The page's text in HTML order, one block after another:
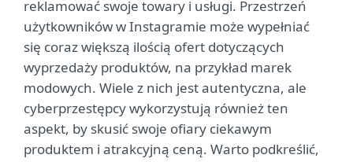
reklamować swoje towary i usługi. Przestrzeń
użytkowników w Instagramie może wypełniać
się coraz większą ilością ofert dotyczących
wyprzedaży produktów, na przykład marek
modowych. Wiele z nich jest autentyczna, ale
cyberprzestępcy wykorzystują również ten
aspekt, by skusić swoje ofiary ciekawym
produktem i atrakcyjną ceną. Warto podkreślić,